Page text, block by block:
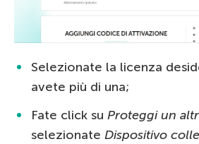
Selezionate la licenza
avete più di una;
Fate click su Proteggi un
selezionate Dispositivo